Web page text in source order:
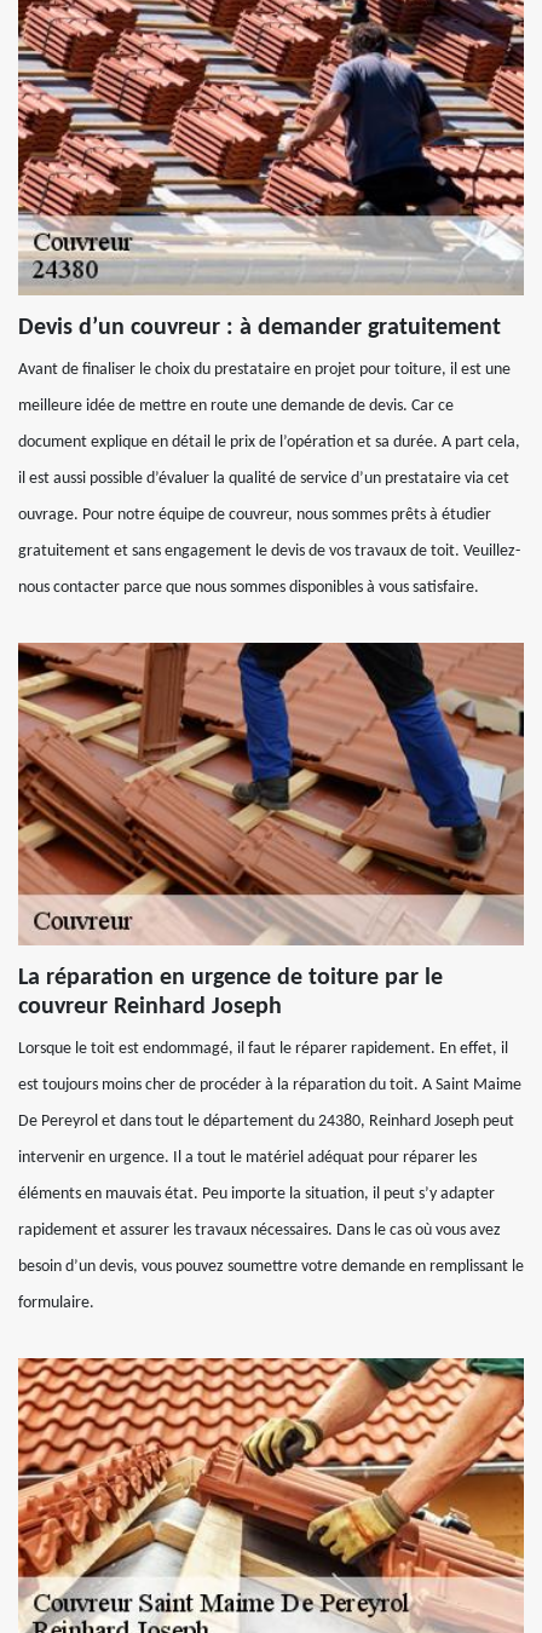
Devis d’un couvreur : à demander gratuitement
Avant de finaliser le choix du prestataire en projet pour toiture, il est une
meilleure idée de mettre en route une demande de devis. Car ce
document explique en détail le prix de l’opération et sa durée. A part cela,
il est aussi possible d’évaluer la qualité de service d’un prestataire via cet
ouvrage. Pour notre équipe de couvreur, nous sommes prêts à étudier
gratuitement et sans engagement le devis de vos travaux de toit. Veuillez-
nous contacter parce que nous sommes disponibles à vous satisfaire.
La réparation en urgence de toiture par le
couvreur Reinhard Joseph
Lorsque le toit est endommagé, il faut le réparer rapidement. En effet, il
est toujours moins cher de procéder à la réparation du toit. A Saint Maime
De Pereyrol et dans tout le département du 24380, Reinhard Joseph peut
intervenir en urgence. Il a tout le matériel adéquat pour réparer les
éléments en mauvais état. Peu importe la situation, il peut s’y adapter
rapidement et assurer les travaux nécessaires. Dans le cas où vous avez
besoin d’un devis, vous pouvez soumettre votre demande en remplissant le
formulaire.